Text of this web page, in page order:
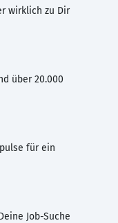
wirklich zu Dir
über 20.000
für ein
Job-Suche